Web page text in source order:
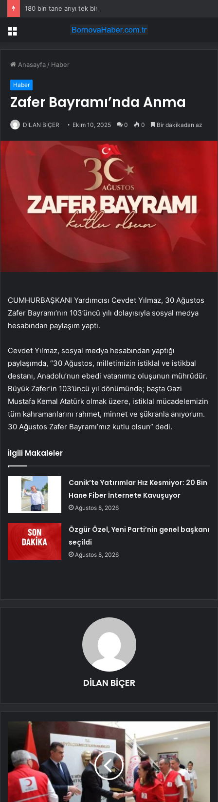
180 bin tane arıyı tek bir amaç doğaya saldılar
Menü
Anasayfa / Haber
Haber
Zafer Bayramı’nda Anma
DİLAN BİÇER Ekim 10, 2025 0 0 Bir dakikadan az
CUMHURBAŞKANI Yardımcısı Cevdet Yılmaz, 30 Ağustos
Zafer Bayramı’nın 103’üncü yılı dolayısıyla sosyal medya
hesabından paylaşım yaptı.
Cevdet Yılmaz, sosyal medya hesabından yaptığı
paylaşımda, “30 Ağustos, milletimizin istiklal ve istikbal
destanı, Anadolu’nun ebedi vatanımız oluşunun mührüdür.
Büyük Zafer’in 103’üncü yıl dönümünde; başta Gazi
Mustafa Kemal Atatürk olmak üzere, istiklal mücadelemizin
tüm kahramanlarını rahmet, minnet ve şükranla anıyorum.
30 Ağustos Zafer Bayramı’mız kutlu olsun” dedi.
İlgili Makaleler
Canik’te Yatırımlar Hız Kesmiyor: 20 Bin
Hane Fiber İnternete Kavuşuyor
Ağustos 8, 2026
Özgür Özel, Yeni Parti’nin genel başkanı
seçildi
Ağustos 8, 2026
DİLAN BİÇER